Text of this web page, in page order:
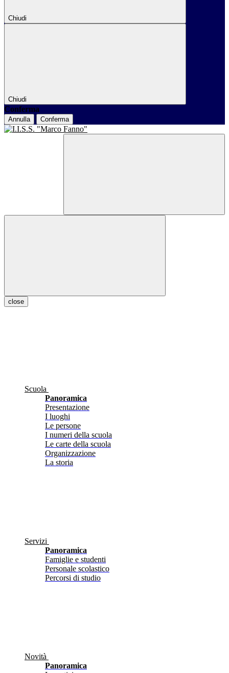
Chiudi
Chiudi
Conferma
Annulla Conferma
close
Scuola
Panoramica
Presentazione
I luoghi
Le persone
I numeri della scuola
Le carte della scuola
Organizzazione
La storia
Servizi
Panoramica
Famiglie e studenti
Personale scolastico
Percorsi di studio
Novità
Panoramica